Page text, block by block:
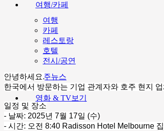
여행/카페
여행
카페
레스토랑
호텔
전시/공연
호주뉴스
영화 & TV보기
안녕하세요.
한국에서 방문하는 기업 관계자와 호주 현지
일정 및 장소
- 날짜: 2025년 7월 17일 (수)
- 시간: 오전 8:40 Radisson Hotel Melbourne